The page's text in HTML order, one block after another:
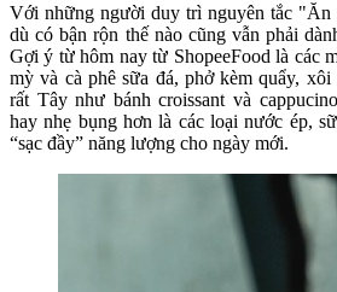
Với những người duy trì nguyên tắc
dù có bận rộn thế nào cũng vẫn phải
Gợi ý từ hôm nay từ ShopeeFood là các
mỳ và cà phê sữa đá, phở kèm quẩy,
rất Tây như bánh croissant và
hay nhẹ bụng hơn là các loại nước ép,
“sạc đầy” năng lượng cho ngày mới.